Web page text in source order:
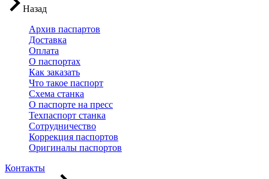
Назад
Архив паспартов
Доставка
Оплата
О паспортах
Как заказать
Что такое паспорт
Схема станка
О паспорте на пресс
Техпаспорт станка
Сотрудничество
Коррекция паспортов
Оригиналы паспортов
Контакты